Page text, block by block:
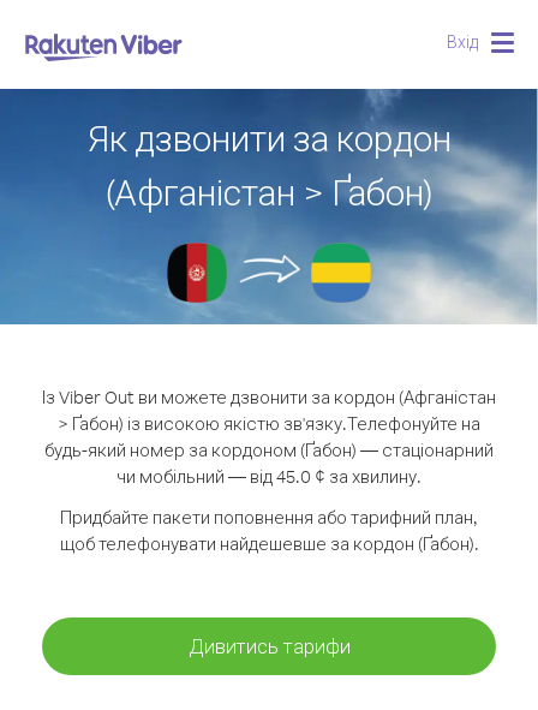
Вхід
Як дзвонити за кордон
(Афганістан > Ґабон)
Із Viber Out ви можете дзвонити за кордон (Афганістан
> Ґабон) із високою якістю зв'язку.Телефонуйте на
будь-який номер за кордоном (Ґабон) — стаціонарний
чи мобільний — від 45.0 ¢ за хвилину.
Придбайте пакети поповнення або тарифний план,
щоб телефонувати найдешевше за кордон (Ґабон).
Дивитись тарифи